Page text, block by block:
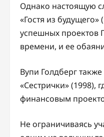
Однако настоящую
«Гостя из
успешных проектов
времени, и ее
Вупи Голдберг
«Сестрички» (1998),
финансовым
Не ограничиваясь